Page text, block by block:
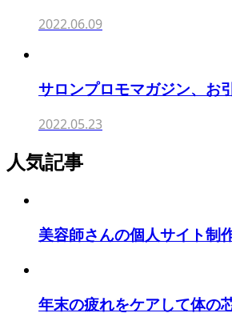
2022.06.09
サロンプロモマガジン、お
2022.05.23
人気記事
美容師さんの個人サイト制
年末の疲れをケアして体の